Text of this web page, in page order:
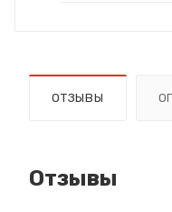
ОТЗЫВЫ
Отзывы